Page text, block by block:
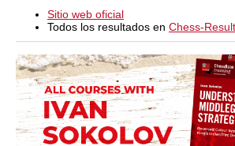
Sitio web oficial
Todos los resultados en Chess-